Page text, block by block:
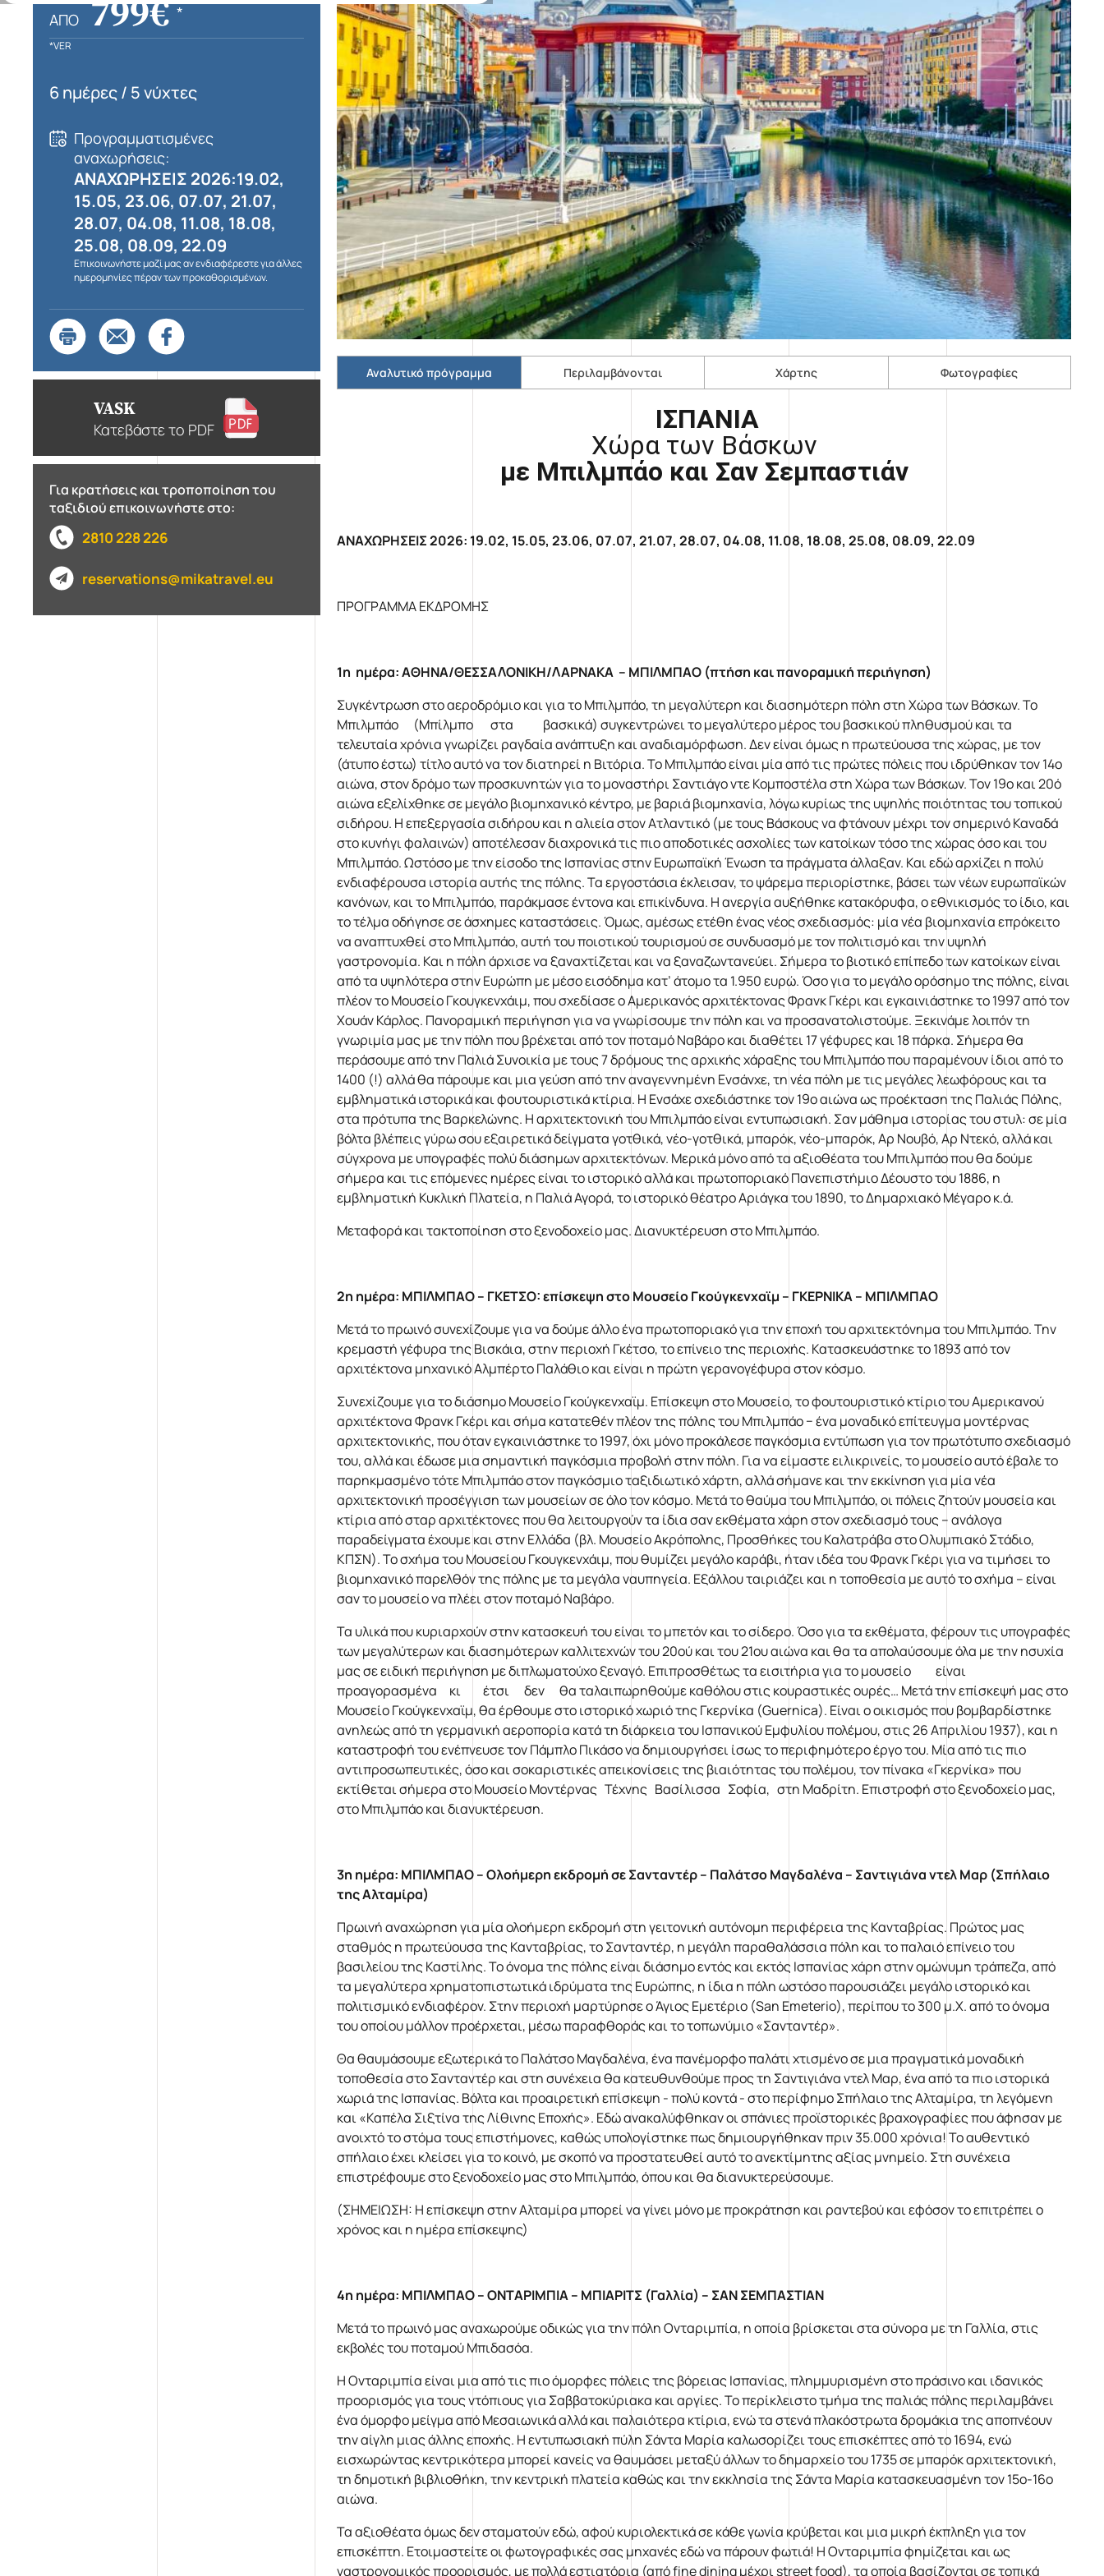
Φθινόπωρο 2026
Mika's Exclusive
Groups
ΑΠΌ 799€*
*VER
6 ημέρες / 5 νύχτες
Προγραμματισμένες
αναχωρήσεις:
ΑΝΑΧΩΡΗΣΕΙΣ 2026:19.02,
15.05, 23.06, 07.07, 21.07,
28.07, 04.08, 11.08, 18.08,
25.08, 08.09, 22.09
Επικοινωνήστε μαζί μας αν ενδιαφέρεστε για άλλες
ημερομηνίες πέραν των προκαθορισμένων.
VASK
Κατεβάστε το PDF
Για κρατήσεις και τροποποίηση του
ταξιδιού επικοινωνήστε στο:
2810 228 226
reservations@mikatravel.eu
Αναλυτικό πρόγραμμα Περιλαμβάνονται Χάρτης Φωτογραφίες
ΙΣΠΑΝΙΑ
Χώρα των Βάσκων
με Μπιλμπάο και Σαν Σεμπαστιάν
ΑΝΑΧΩΡΗΣΕΙΣ 2026: 19.02, 15.05, 23.06, 07.07, 21.07, 28.07, 04.08, 11.08, 18.08, 25.08, 08.09, 22.09
ΠΡΟΓΡΑΜΜΑ ΕΚΔΡΟΜΗΣ
1η ημέρα: ΑΘΗΝΑ/ΘΕΣΣΑΛΟΝΙΚΗ/ΛΑΡΝΑΚΑ – ΜΠΙΛΜΠΑΟ (πτήση και πανοραμική περιήγηση)
Συγκέντρωση στο αεροδρόμιο και για το Μπιλμπάο, τη μεγαλύτερη και διασημότερη πόλη στη Χώρα των Βάσκων. Το
Μπιλμπάο (Μπίλμπο στα βασκικά) συγκεντρώνει το μεγαλύτερο μέρος του βασκικού πληθυσμού και τα
τελευταία χρόνια γνωρίζει ραγδαία ανάπτυξη και αναδιαμόρφωση. Δεν είναι όμως η πρωτεύουσα της χώρας, με τον
(άτυπο έστω) τίτλο αυτό να τον διατηρεί η Βιτόρια. Το Μπιλμπάο είναι μία από τις πρώτες πόλεις που ιδρύθηκαν τον 14ο
αιώνα, στον δρόμο των προσκυνητών για το μοναστήρι Σαντιάγο ντε Κομποστέλα στη Χώρα των Βάσκων. Τον 19ο και 20ό
αιώνα εξελίχθηκε σε μεγάλο βιομηχανικό κέντρο, με βαριά βιομηχανία, λόγω κυρίως της υψηλής ποιότητας του τοπικού
σιδήρου. Η επεξεργασία σιδήρου και η αλιεία στον Ατλαντικό (με τους Βάσκους να φτάνουν μέχρι τον σημερινό Καναδά
στο κυνήγι φαλαινών) αποτέλεσαν διαχρονικά τις πιο αποδοτικές ασχολίες των κατοίκων τόσο της χώρας όσο και του
Μπιλμπάο. Ωστόσο με την είσοδο της Ισπανίας στην Ευρωπαϊκή Ένωση τα πράγματα άλλαξαν. Και εδώ αρχίζει η πολύ
ενδιαφέρουσα ιστορία αυτής της πόλης. Τα εργοστάσια έκλεισαν, το ψάρεμα περιορίστηκε, βάσει των νέων ευρωπαϊκών
κανόνων, και το Μπιλμπάο, παράκμασε έντονα και επικίνδυνα. Η ανεργία αυξήθηκε κατακόρυφα, ο εθνικισμός το ίδιο, και
το τέλμα οδήγησε σε άσχημες καταστάσεις. Όμως, αμέσως ετέθη ένας νέος σχεδιασμός: μία νέα βιομηχανία επρόκειτο
να αναπτυχθεί στο Μπιλμπάο, αυτή του ποιοτικού τουρισμού σε συνδυασμό με τον πολιτισμό και την υψηλή
γαστρονομία. Και η πόλη άρχισε να ξαναχτίζεται και να ξαναζωντανεύει. Σήμερα το βιοτικό επίπεδο των κατοίκων είναι
από τα υψηλότερα στην Ευρώπη με μέσο εισόδημα κατ’ άτομο τα 1.950 ευρώ. Όσο για το μεγάλο ορόσημο της πόλης, είναι
πλέον το Μουσείο Γκουγκενχάιμ, που σχεδίασε ο Αμερικανός αρχιτέκτονας Φρανκ Γκέρι και εγκαινιάστηκε το 1997 από τον
Χουάν Κάρλος. Πανοραμική περιήγηση για να γνωρίσουμε την πόλη και να προσανατολιστούμε. Ξεκινάμε λοιπόν τη
γνωριμία μας με την πόλη που βρέχεται από τον ποταμό Ναβάρο και διαθέτει 17 γέφυρες και 18 πάρκα. Σήμερα θα
περάσουμε από την Παλιά Συνοικία με τους 7 δρόμους της αρχικής χάραξης του Μπιλμπάο που παραμένουν ίδιοι από το
1400 (!) αλλά θα πάρουμε και μια γεύση από την αναγεννημένη Ενσάνχε, τη νέα πόλη με τις μεγάλες λεωφόρους και τα
εμβληματικά ιστορικά και φουτουριστικά κτίρια. Η Ενσάχε σχεδιάστηκε τον 19ο αιώνα ως προέκταση της Παλιάς Πόλης,
στα πρότυπα της Βαρκελώνης. Η αρχιτεκτονική του Μπιλμπάο είναι εντυπωσιακή. Σαν μάθημα ιστορίας του στυλ: σε μία
βόλτα βλέπεις γύρω σου εξαιρετικά δείγματα γοτθικά, νέο-γοτθικά, μπαρόκ, νέο-μπαρόκ, Αρ Νουβό, Αρ Ντεκό, αλλά και
σύγχρονα με υπογραφές πολύ διάσημων αρχιτεκτόνων. Μερικά μόνο από τα αξιοθέατα του Μπιλμπάο που θα δούμε
σήμερα και τις επόμενες ημέρες είναι το ιστορικό αλλά και πρωτοποριακό Πανεπιστήμιο Δέουστο του 1886, η
εμβληματική Κυκλική Πλατεία, η Παλιά Αγορά, το ιστορικό θέατρο Αριάγκα του 1890, το Δημαρχιακό Μέγαρο κ.ά.
Μεταφορά και τακτοποίηση στο ξενοδοχείο μας. Διανυκτέρευση στο Μπιλμπάο.
2η ημέρα: ΜΠΙΛΜΠΑΟ – ΓΚΕΤΣΟ: επίσκεψη στο Μουσείο Γκούγκενχαϊμ – ΓΚΕΡΝΙΚΑ – ΜΠΙΛΜΠΑΟ
Μετά το πρωινό συνεχίζουμε για να δούμε άλλο ένα πρωτοποριακό για την εποχή του αρχιτεκτόνημα του Μπιλμπάο. Την
κρεμαστή γέφυρα της Βισκάια, στην περιοχή Γκέτσο, το επίνειο της περιοχής. Κατασκευάστηκε το 1893 από τον
αρχιτέκτονα μηχανικό Αλμπέρτο Παλάθιο και είναι η πρώτη γερανογέφυρα στον κόσμο.
Συνεχίζουμε για το διάσημο Μουσείο Γκούγκενχαϊμ. Επίσκεψη στο Μουσείο, το φουτουριστικό κτίριο του Αμερικανού
αρχιτέκτονα Φρανκ Γκέρι και σήμα κατατεθέν πλέον της πόλης του Μπιλμπάο − ένα μοναδικό επίτευγμα μοντέρνας
αρχιτεκτονικής, που όταν εγκαινιάστηκε το 1997, όχι μόνο προκάλεσε παγκόσμια εντύπωση για τον πρωτότυπο σχεδιασμό
του, αλλά και έδωσε μια σημαντική παγκόσμια προβολή στην πόλη. Για να είμαστε ειλικρινείς, το μουσείο αυτό έβαλε το
παρηκμασμένο τότε Μπιλμπάο στον παγκόσμιο ταξιδιωτικό χάρτη, αλλά σήμανε και την εκκίνηση για μία νέα
αρχιτεκτονική προσέγγιση των μουσείων σε όλο τον κόσμο. Μετά το θαύμα του Μπιλμπάο, οι πόλεις ζητούν μουσεία και
κτίρια από σταρ αρχιτέκτονες που θα λειτουργούν τα ίδια σαν εκθέματα χάρη στον σχεδιασμό τους – ανάλογα
παραδείγματα έχουμε και στην Ελλάδα (βλ. Μουσείο Ακρόπολης, Προσθήκες του Καλατράβα στο Ολυμπιακό Στάδιο,
ΚΠΣΝ). Το σχήμα του Μουσείου Γκουγκενχάιμ, που θυμίζει μεγάλο καράβι, ήταν ιδέα του Φρανκ Γκέρι για να τιμήσει το
βιομηχανικό παρελθόν της πόλης με τα μεγάλα ναυπηγεία. Εξάλλου ταιριάζει και η τοποθεσία με αυτό το σχήμα – είναι
σαν το μουσείο να πλέει στον ποταμό Ναβάρο.
Τα υλικά που κυριαρχούν στην κατασκευή του είναι το μπετόν και το σίδερο. Όσο για τα εκθέματα, φέρουν τις υπογραφές
των μεγαλύτερων και διασημότερων καλλιτεχνών του 20ού και του 21ου αιώνα και θα τα απολαύσουμε όλα με την ησυχία
μας σε ειδική περιήγηση με διπλωματούχο ξεναγό. Επιπροσθέτως τα εισιτήρια για το μουσείο είναι
προαγορασμένα κι έτσι δεν θα ταλαιπωρηθούμε καθόλου στις κουραστικές ουρές… Μετά την επίσκεψή μας στο
Μουσείο Γκούγκενχαϊμ, θα έρθουμε στο ιστορικό χωριό της Γκερνίκα (Guernica). Είναι ο οικισμός που βομβαρδίστηκε
ανηλεώς από τη γερμανική αεροπορία κατά τη διάρκεια του Ισπανικού Εμφυλίου πολέμου, στις 26 Απριλίου 1937), και η
καταστροφή του ενέπνευσε τον Πάμπλο Πικάσο να δημιουργήσει ίσως το περιφημότερο έργο του. Μία από τις πιο
αντιπροσωπευτικές, όσο και σοκαριστικές απεικονίσεις της βιαιότητας του πολέμου, τον πίνακα «Γκερνίκα» που
εκτίθεται σήμερα στο Μουσείο Μοντέρνας Τέχνης Βασίλισσα Σοφία, στη Μαδρίτη. Επιστροφή στο ξενοδοχείο μας,
στο Μπιλμπάο και διανυκτέρευση.
3η ημέρα: ΜΠΙΛΜΠΑΟ – Ολοήμερη εκδρομή σε Σανταντέρ – Παλάτσο Μαγδαλένα – Σαντιγιάνα ντελ Μαρ (Σπήλαιο
της Αλταμίρα)
Πρωινή αναχώρηση για μία ολοήμερη εκδρομή στη γειτονική αυτόνομη περιφέρεια της Κανταβρίας. Πρώτος μας
σταθμός η πρωτεύουσα της Κανταβρίας, το Σανταντέρ, η μεγάλη παραθαλάσσια πόλη και το παλαιό επίνειο του
βασιλείου της Καστίλης. Το όνομα της πόλης είναι διάσημο εντός και εκτός Ισπανίας χάρη στην ομώνυμη τράπεζα, από
τα μεγαλύτερα χρηματοπιστωτικά ιδρύματα της Ευρώπης, η ίδια η πόλη ωστόσο παρουσιάζει μεγάλο ιστορικό και
πολιτισμικό ενδιαφέρον. Στην περιοχή μαρτύρησε ο Άγιος Εμετέριο (San Emeterio), περίπου το 300 μ.Χ. από το όνομα
του οποίου μάλλον προέρχεται, μέσω παραφθοράς και το τοπωνύμιο «Σανταντέρ».
Θα θαυμάσουμε εξωτερικά το Παλάτσο Μαγδαλένα, ένα πανέμορφο παλάτι χτισμένο σε μια πραγματικά μοναδική
τοποθεσία στο Σανταντέρ και στη συνέχεια θα κατευθυνθούμε προς τη Σαντιγιάνα ντελ Μαρ, ένα από τα πιο ιστορικά
χωριά της Ισπανίας. Βόλτα και προαιρετική επίσκεψη - πολύ κοντά - στο περίφημο Σπήλαιο της Αλταμίρα, τη λεγόμενη
και «Καπέλα Σιξτίνα της Λίθινης Εποχής». Εδώ ανακαλύφθηκαν οι σπάνιες προϊστορικές βραχογραφίες που άφησαν με
ανοιχτό το στόμα τους επιστήμονες, καθώς υπολογίστηκε πως δημιουργήθηκαν πριν 35.000 χρόνια! Το αυθεντικό
σπήλαιο έχει κλείσει για το κοινό, με σκοπό να προστατευθεί αυτό το ανεκτίμητης αξίας μνημείο. Στη συνέχεια
επιστρέφουμε στο ξενοδοχείο μας στο Μπιλμπάο, όπου και θα διανυκτερεύσουμε.
(ΣΗΜΕΙΩΣΗ: Η επίσκεψη στην Αλταμίρα μπορεί να γίνει μόνο με προκράτηση και ραντεβού και εφόσον το επιτρέπει ο
χρόνος και η ημέρα επίσκεψης)
4η ημέρα: ΜΠΙΛΜΠΑΟ – ΟΝΤΑΡΙΜΠΙΑ – ΜΠΙΑΡΙΤΣ (Γαλλία) – ΣΑΝ ΣΕΜΠΑΣΤΙΑΝ
Μετά το πρωινό μας αναχωρούμε οδικώς για την πόλη Ονταριμπία, η οποία βρίσκεται στα σύνορα με τη Γαλλία, στις
εκβολές του ποταμού Μπιδασόα.
Η Ονταριμπία είναι μια από τις πιο όμορφες πόλεις της βόρειας Ισπανίας, πλημμυρισμένη στο πράσινο και ιδανικός
προορισμός για τους ντόπιους για Σαββατοκύριακα και αργίες. Το περίκλειστο τμήμα της παλιάς πόλης περιλαμβάνει
ένα όμορφο μείγμα από Μεσαιωνικά αλλά και παλαιότερα κτίρια, ενώ τα στενά πλακόστρωτα δρομάκια της αποπνέουν
την αίγλη μιας άλλης εποχής. Η εντυπωσιακή πύλη Σάντα Μαρία καλωσορίζει τους επισκέπτες από το 1694, ενώ
εισχωρώντας κεντρικότερα μπορεί κανείς να θαυμάσει μεταξύ άλλων το δημαρχείο του 1735 σε μπαρόκ αρχιτεκτονική,
τη δημοτική βιβλιοθήκη, την κεντρική πλατεία καθώς και την εκκλησία της Σάντα Μαρία κατασκευασμένη τον 15ο-16ο
αιώνα.
Τα αξιοθέατα όμως δεν σταματούν εδώ, αφού κυριολεκτικά σε κάθε γωνία κρύβεται και μια μικρή έκπληξη για τον
επισκέπτη. Ετοιμαστείτε οι φωτογραφικές σας μηχανές εδώ να πάρουν φωτιά! Η Ονταριμπία φημίζεται και ως
γαστρονομικός προορισμός, με πολλά εστιατόρια (από fine dining μέχρι street food), τα οποία βασίζονται σε τοπικά